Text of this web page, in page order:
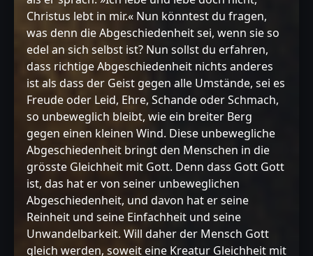
Christus lebt in mir.« Nun könntest du fragen,
was denn die Abgeschiedenheit sei, wenn sie so
edel an sich selbst ist? Nun sollst du erfahren,
dass richtige Abgeschiedenheit nichts anderes
ist als dass der Geist gegen alle Umstände, sei es
Freude oder Leid, Ehre, Schande oder Schmach,
so unbeweglich bleibt, wie ein breiter Berg
gegen einen kleinen Wind. Diese unbewegliche
Abgeschiedenheit bringt den Menschen in die
grösste Gleichheit mit Gott. Denn dass Gott Gott
ist, das hat er von seiner unbeweglichen
Abgeschiedenheit, und davon hat er seine
Reinheit und seine Einfachheit und seine
Unwandelbarkeit. Will daher der Mensch Gott
gleich werden, soweit eine Kreatur Gleichheit mit